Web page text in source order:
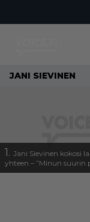
JANI SIEVINEN
1. Jani Sievinen kokosi
yhteen – ”Minun suurin